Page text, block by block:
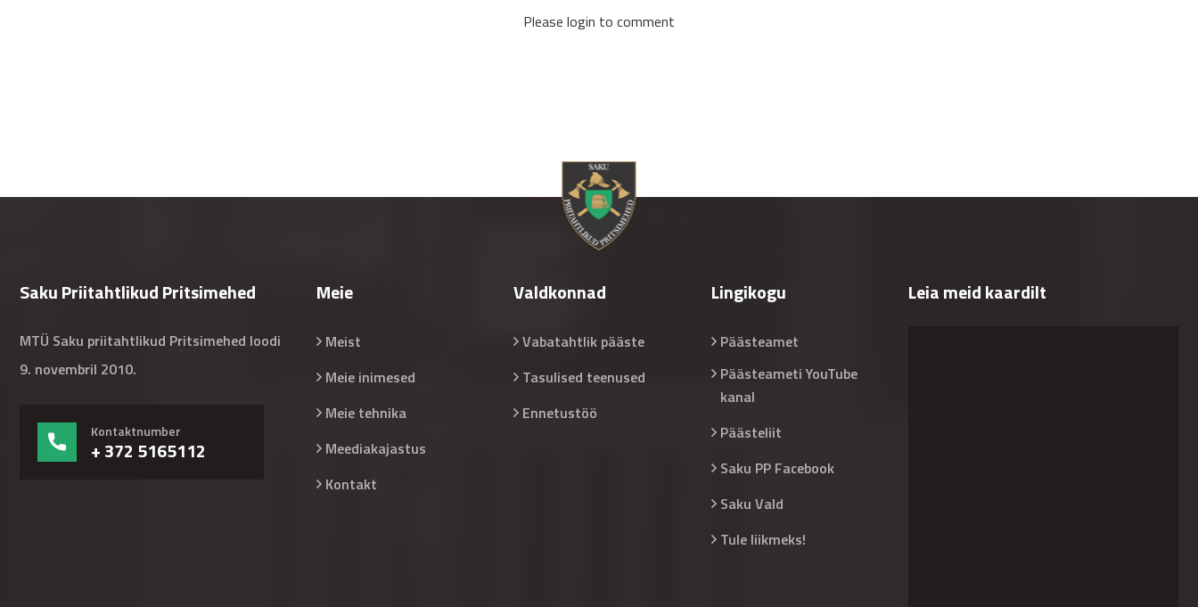
Please login to comment
Saku Priitahtlikud Pritsimehed
MTÜ Saku priitahtlikud Pritsimehed loodi
9. novembril 2010.
Kontaktnumber
+ 372 5165112
Meie
Meist
Meie inimesed
Meie tehnika
Meediakajastus
Kontakt
Valdkonnad
Vabatahtlik pääste
Tasulised teenused
Ennetustöö
Lingikogu
Päästeamet
Päästeameti YouTube
kanal
Päästeliit
Saku PP Facebook
Saku Vald
Tule liikmeks!
Leia meid kaardilt